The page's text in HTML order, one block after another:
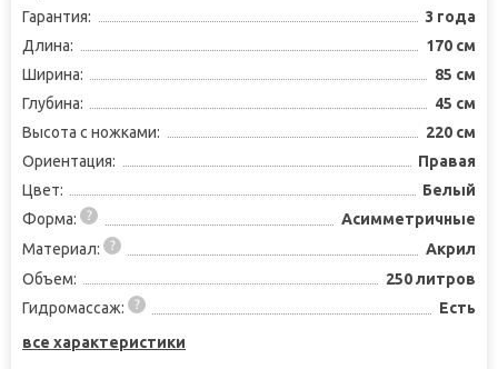
Гарантия:
3 года
Длина:
170 см
Ширина:
85 см
Глубина:
45 см
Высота с ножками:
220 см
Ориентация:
Правая
Цвет:
Белый
Форма:
Асимметричные
Материал:
Акрил
Объем:
250 литров
Гидромассаж:
Есть
все характеристики